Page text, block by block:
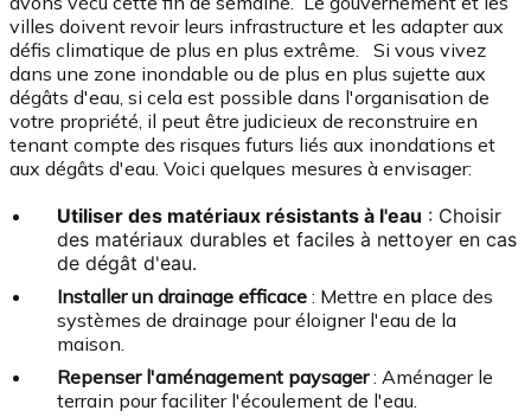
villes doivent revoir leurs infrastructure et les adapter aux
défis climatique de plus en plus extrême. Si vous vivez
dans une zone inondable ou de plus en plus sujette aux
dégâts d'eau, si cela est possible dans l'organisation de
votre propriété, il peut être judicieux de reconstruire en
tenant compte des risques futurs liés aux inondations et
aux dégâts d'eau. Voici quelques mesures à envisager:
Utiliser des matériaux résistants à l'eau : Choisir
des matériaux durables et faciles à nettoyer en cas
de dégât d'eau.
Installer un drainage efficace : Mettre en place des
systèmes de drainage pour éloigner l'eau de la
maison.
Repenser l'aménagement paysager: Aménager le
terrain pour faciliter l'écoulement de l'eau.